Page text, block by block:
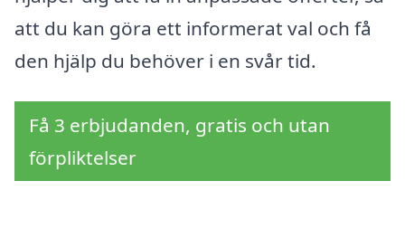
att du kan göra ett informerat val och få
den hjälp du behöver i en svår tid.
Få 3 erbjudanden, gratis och utan
förpliktelser